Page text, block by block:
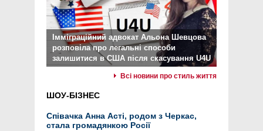
Імміграційний адвокат Альона Шевцова
розповіла про легальні способи
залишитися в США після скасування U4U
Всі новини про стиль життя
ШОУ-БІЗНЕС
Співачка Анна Асті, родом з Черкас,
стала громадянкою Росії